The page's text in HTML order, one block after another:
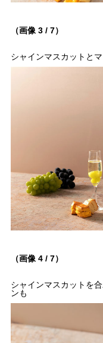
（画像 3 / 7）
シャインマスカットと
（画像 4 / 7）
シャインマスカットを
ンも